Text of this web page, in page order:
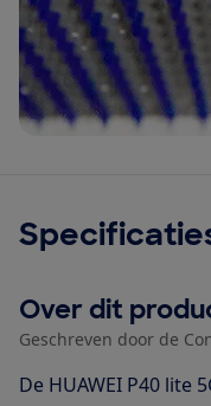
Over dit
Geschreven door de
De HUAWEI P40 lite